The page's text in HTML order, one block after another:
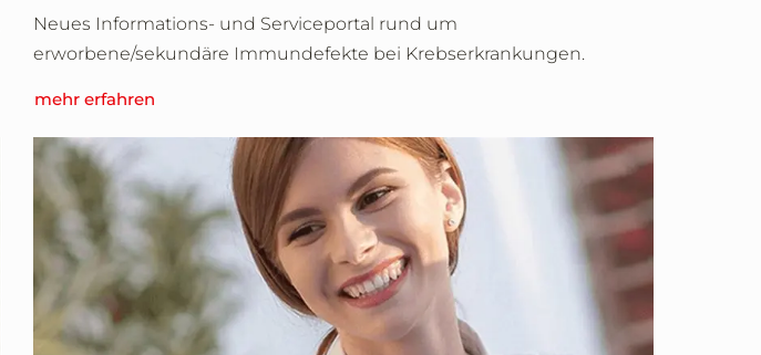
Neues Informations- und Serviceportal rund um
erworbene/sekundäre Immundefekte bei Krebserkrankungen.
mehr erfahren